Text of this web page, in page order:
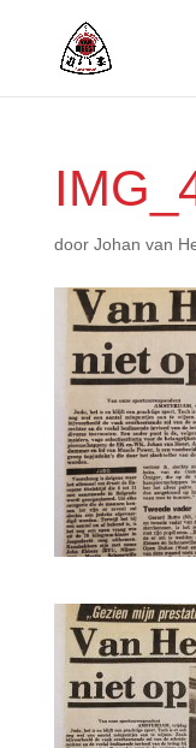
door Johan van